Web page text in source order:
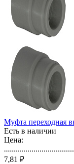
Муфта переходная
Есть в наличии
Цена:
7,81 ₽